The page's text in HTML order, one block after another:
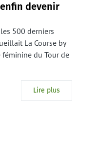
devenir
500 derniers
La Course by
féminine du Tour de
Lire plus